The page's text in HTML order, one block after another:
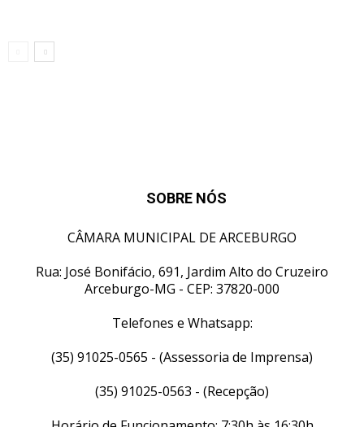
SOBRE NÓS
CÂMARA MUNICIPAL DE ARCEBURGO
Rua: José Bonifácio, 691, Jardim Alto do Cruzeiro
Arceburgo-MG - CEP: 37820-000
Telefones e Whatsapp:
(35) 91025-0565 - (Assessoria de Imprensa)
(35) 91025-0563 - (Recepção)